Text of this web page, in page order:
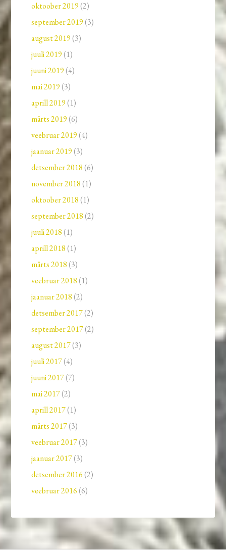
oktoober 2019 (2)
september 2019 (3)
august 2019 (3)
juuli 2019 (1)
juuni 2019 (4)
mai 2019 (3)
aprill 2019 (1)
märts 2019 (6)
veebruar 2019 (4)
jaanuar 2019 (3)
detsember 2018 (6)
november 2018 (1)
oktoober 2018 (1)
september 2018 (2)
juuli 2018 (1)
aprill 2018 (1)
märts 2018 (3)
veebruar 2018 (1)
jaanuar 2018 (2)
detsember 2017(2)
september 2017(2)
august 2017(3)
juuli 2017(4)
juuni 2017(7)
mai 2017(2)
aprill 2017(1)
märts 2017(3)
veebruar 2017(3)
jaanuar 2017(3)
detsember 2016 (2)
veebruar 2016 (6)